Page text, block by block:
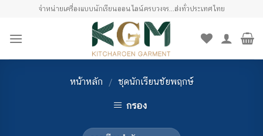
content
จำหน่ายเครื่องแบบนักเรียนออนไลน์ครบวงจร...ส่งทั่วประเทศไทย
หน้าหลัก / ชุดนักเรียนชัยพฤกษ์
กรอง